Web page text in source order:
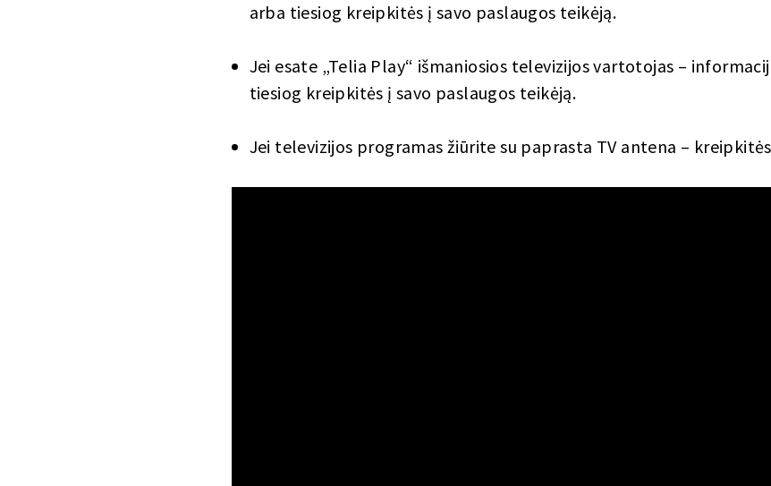
arba tiesiog kreipkitės į savo paslaugos teikėją.
Jei esate „Telia Play“ išmaniosios televizijos vartotojas –
tiesiog kreipkitės į savo paslaugos teikėją.
Jei televizijos programas žiūrite su paprasta TV antena – kreipkitės